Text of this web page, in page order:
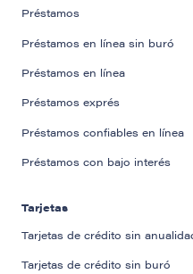
Préstamos
Préstamos en línea sin buró
Préstamos en línea
Préstamos exprés
Préstamos confiables en línea
Préstamos con bajo interés
Tarjetas
Tarjetas de crédito sin
Tarjetas de crédito sin buró